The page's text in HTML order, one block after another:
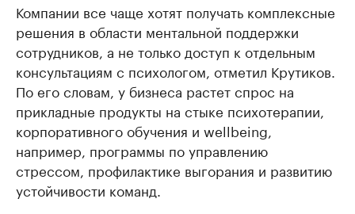
Компании все чаще хотят получать комплексные
решения в области ментальной поддержки
сотрудников, а не только доступ к отдельным
консультациям с психологом, отметил Крутиков.
По его словам, у бизнеса растет спрос на
прикладные продукты на стыке психотерапии,
корпоративного обучения и wellbeing,
например, программы по управлению
стрессом, профилактике выгорания и развитию
устойчивости команд.